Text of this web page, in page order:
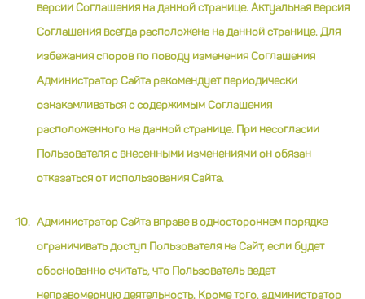
версии Соглашения на данной странице. Актуальная версия
Соглашения всегда расположена на данной странице. Для
избежания споров по поводу изменения Соглашения
Администратор Сайта рекомендует периодически
ознакамливаться с содержимым Соглашения
расположенного на данной странице. При несогласии
Пользователя с внесенными изменениями он обязан
отказаться от использования Сайта.
Администратор Сайта вправе в одностороннем порядке
ограничивать доступ Пользователя на Сайт, если будет
обоснованно считать, что Пользователь ведет
неправомерную деятельность. Кроме того, администратор